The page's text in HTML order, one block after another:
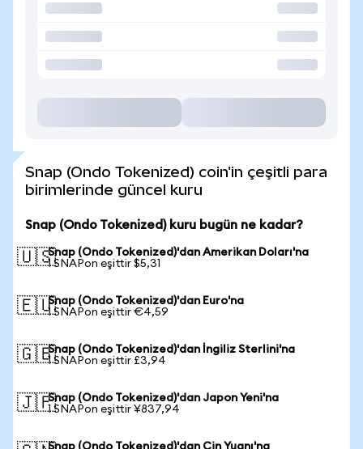
Snap (Ondo Tokenized) coin'in çeşitli para
birimlerinde güncel kuru
Snap (Ondo Tokenized) kuru bugün ne kadar?
🇺🇸Snap (Ondo Tokenized)'dan Amerikan Doları'na
1 SNAPon eşittir $5,31
🇪🇺Snap (Ondo Tokenized)'dan Euro'na
1 SNAPon eşittir €4,59
🇬🇧Snap (Ondo Tokenized)'dan İngiliz Sterlini'na
1 SNAPon eşittir £3,94
🇯🇵Snap (Ondo Tokenized)'dan Japon Yeni'na
1 SNAPon eşittir ¥837,94
Snap (Ondo Tokenized)'dan Çin Yuanı'na